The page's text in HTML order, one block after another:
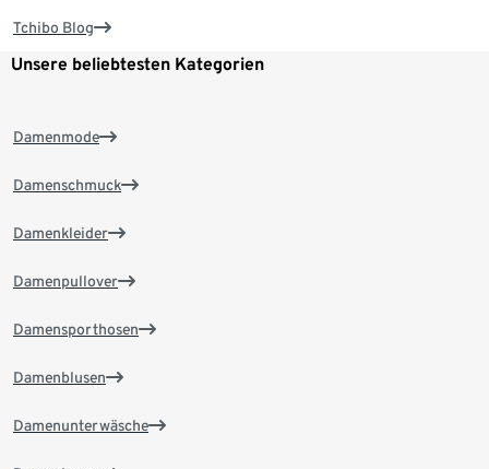
Tchibo Blog
Unsere beliebtesten Kategorien
Damenmode
Damenschmuck
Damenkleider
Damenpullover
Damensporthosen
Damenblusen
Damenunterwäsche